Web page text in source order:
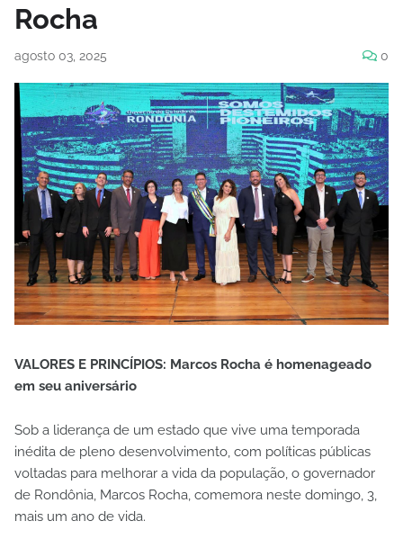
Rocha
agosto 03, 2025 0
VALORES E PRINCÍPIOS: Marcos Rocha é homenageado
em seu aniversário
Sob a liderança de um estado que vive uma temporada
inédita de pleno desenvolvimento, com políticas públicas
voltadas para melhorar a vida da população, o governador
de Rondônia, Marcos Rocha, comemora neste domingo, 3,
mais um ano de vida.